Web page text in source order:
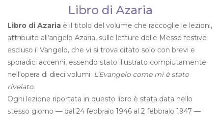
Libro di Azaria
Libro di Azaria è il titolo del volume che raccoglie le lezioni,
attribuite all’angelo Azaria, sulle letture delle Messe festive
escluso il Vangelo, che vi si trova citato solo con brevi e
sporadici accenni, essendo stato illustrato compiutamente
nell’opera di dieci volumi: L’Evangelo come mi è stato
rivelato.
Ogni lezione riportata in questo libro è stata data nello
stesso giorno — dal 24 febbraio 1946 al 2 febbraio 1947 —